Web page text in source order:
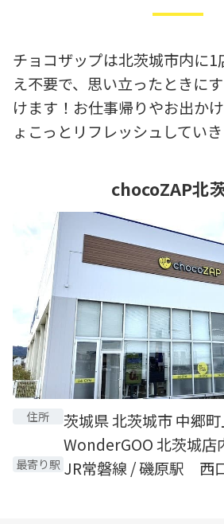
チョコザップは北茨城市内に
え不要で、思い立ったときに
けます！お仕事帰りやお出か
ょこっとリフレッシュしていき
chocoZAP北
住所
茨城県 北茨城市 中郷
WonderGOO 北茨城
最寄り駅 JR常磐線 / 磯原駅